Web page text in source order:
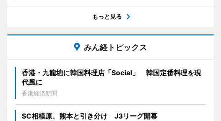
もっと見る
みん経トピックス
香港・九龍塘に韓国料理店「Social」 韓国定番料理を現
代風に
香港経済新聞
SC相模原、熊本と引き分け J3リーグ開幕